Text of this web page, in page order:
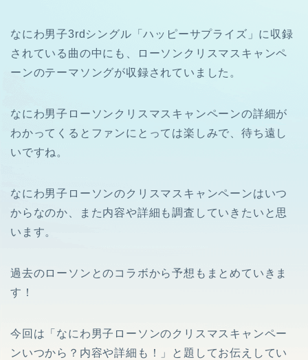
なにわ男子3rdシングル「ハッピーサプライズ」に収録
されている曲の中にも、ローソンクリスマスキャンペ
ーンのテーマソングが収録されていました。
なにわ男子ローソンクリスマスキャンペーンの詳細が
わかってくると ファンにとっては楽しみで、待ち遠し
いですね。
なにわ男子ローソンのクリスマスキャンペーンはいつ
からなのか、また内容や詳細も調査していきたいと思
います。
過去のローソンとのコラボから予想もまとめていきま
す！
今回は「なにわ男子ローソンのクリスマスキャンペー
ンいつから？内容や詳細も！」と題してお伝えしてい